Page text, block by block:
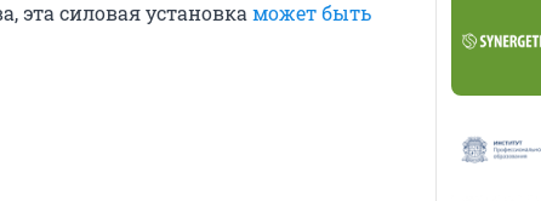
эта силовая установка может быть